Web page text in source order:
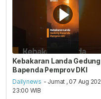
Kebakaran Landa Gedung
Bapenda Pemprov DKI
Dailynews - Jumat , 07 Aug
23:00 WIB